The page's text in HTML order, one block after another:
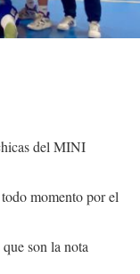
del MINI
momento por el
son la nota